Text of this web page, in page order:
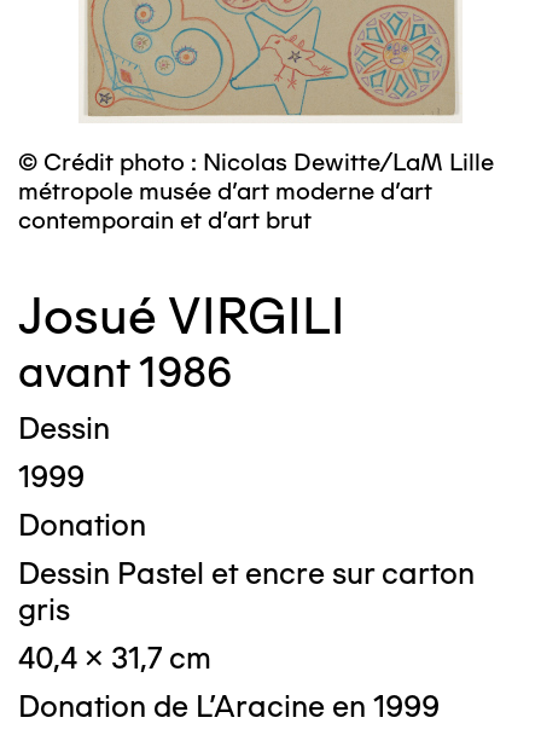
© Crédit photo : Nicolas Dewitte/LaM Lille
métropole musée d’art moderne d’art
contemporain et d’art brut
Josué VIRGILI
avant 1986
Dessin
1999
Donation
Dessin Pastel et encre sur carton
gris
40,4 x 31,7 cm
Donation de L'Aracine en 1999